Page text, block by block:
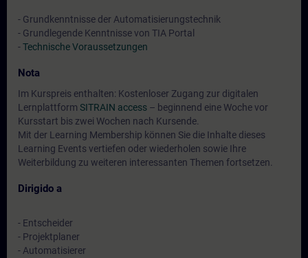
- Grundkenntnisse der Automatisierungstechnik
- Grundlegende Kenntnisse von TIA Portal
-Technische Voraussetzungen
Nota
Im Kurspreis enthalten: Kostenloser Zugang zur digitalen
Lernplattform SITRAIN access – beginnend eine Woche vor
Kursstart bis zwei Wochen nach Kursende.
Mit der Learning Membership können Sie die Inhalte dieses
Learning Events vertiefen oder wiederholen sowie Ihre
Weiterbildung zu weiteren interessanten Themen fortsetzen.
Dirigido a
- Entscheider
- Projektplaner
- Automatisierer